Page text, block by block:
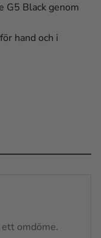
G5 Black genom
hand och i